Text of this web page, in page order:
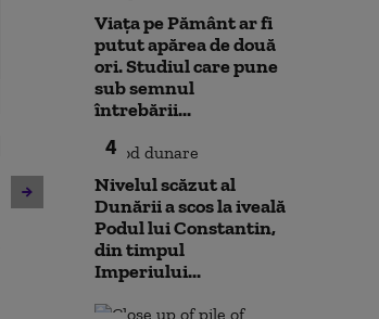
Antrenament cu miză:
pușcașii marini români au
testat vehiculele de asalt
amfibiu AAV-7 alături de
militarii SUA
Rahova:
așteaptă să
Viața pe Pământ ar fi
putut apărea de două
ori. Studiul care pune
sub semnul
întrebării...
4
Nivelul scăzut al
Dunării a scos la iveală
Podul lui Constantin,
din timpul
Imperiului...